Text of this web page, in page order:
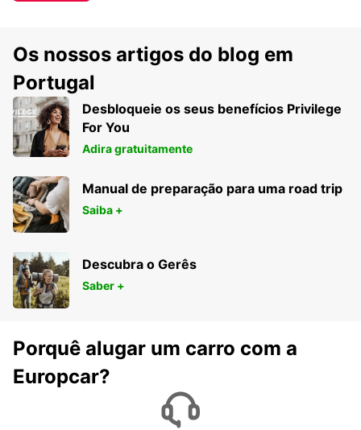
Os nossos artigos do blog em
Portugal
Desbloqueie os seus benefícios Privilege
For You
Adira gratuitamente
Manual de preparação para uma road trip
Saiba +
Descubra o Gerês
Saber +
Porquê alugar um carro com a
Europcar?